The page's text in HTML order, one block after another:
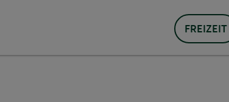
FREIZEIT